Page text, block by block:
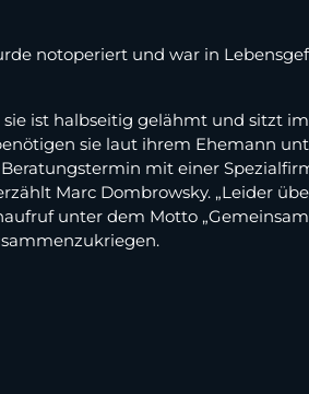
notoperiert und war in
ist halbseitig gelähmt und sitzt
sie laut ihrem Ehemann
mit einer
Marc Dombrowsky. „Leider
unter dem Motto